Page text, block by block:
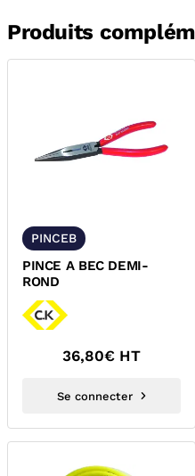
Produits
PINCEB
PINCE A BEC DEMI-
ROND
36,80€ HT
Se connecter